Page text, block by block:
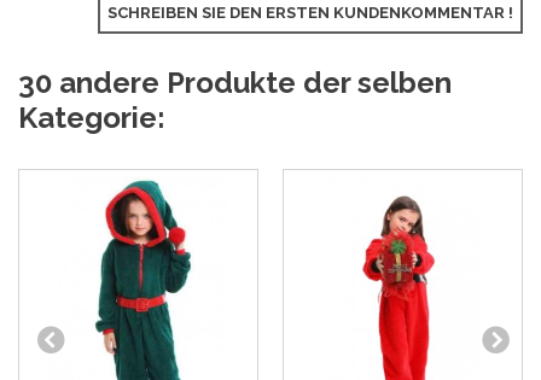
SCHREIBEN SIE DEN ERSTEN KUNDENKOMMENTAR !
30 andere Produkte der selben
Kategorie: